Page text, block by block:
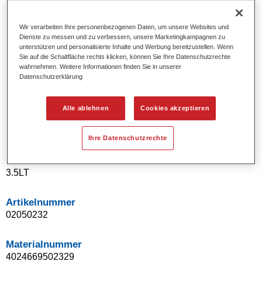
Produktmerkmale
Uni- und Spezialeffekt-Farbtöne.
Ausgezeichnete Farbtongenauigkeit.
Ausgezeichnetes Deckvermögen.
Hervorragend zur Beilackierung geeignet.
Kann gehärtet werden.
Effiziente Lackierung in einem Arbeitsgang.
3.5LT
Artikelnummer
02050232
Materialnummer
4024669502329
Wir verarbeiten Ihre personenbezogenen Daten, um unsere Websites und
Dienste zu messen und zu verbessern, unsere Marketingkampagnen zu
unterstützen und personalisierte Inhalte und Werbung bereitzustellen. Wenn
Sie auf die Schaltfläche rechts klicken, können Sie Ihre Datenschutzrechte
wahrnehmen. Weitere Informationen finden Sie in unserer
Datenschutzerklärung
Alle ablehnen Cookies akzeptieren
Ihre Datenschutzrechte